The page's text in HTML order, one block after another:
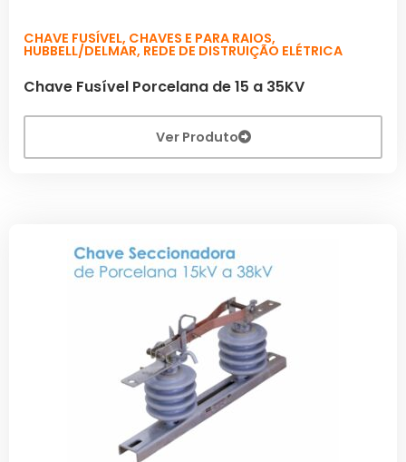
CHAVE FUSÍVEL, CHAVES E PARA RAIOS,
HUBBELL/DELMAR, REDE DE DISTRUIÇÃO ELÉTRICA
Chave Fusível Porcelana de 15 a 35KV
Ver Produto